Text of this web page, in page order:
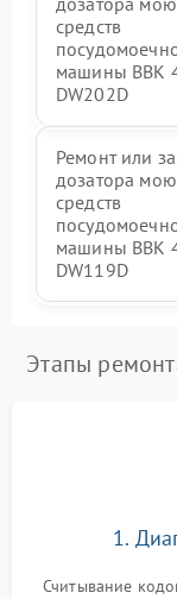
средств
машины BBK
DW202D
Ремонт или
дозатора
средств
машины BBK
DW119D
Этапы
1.
Считывание